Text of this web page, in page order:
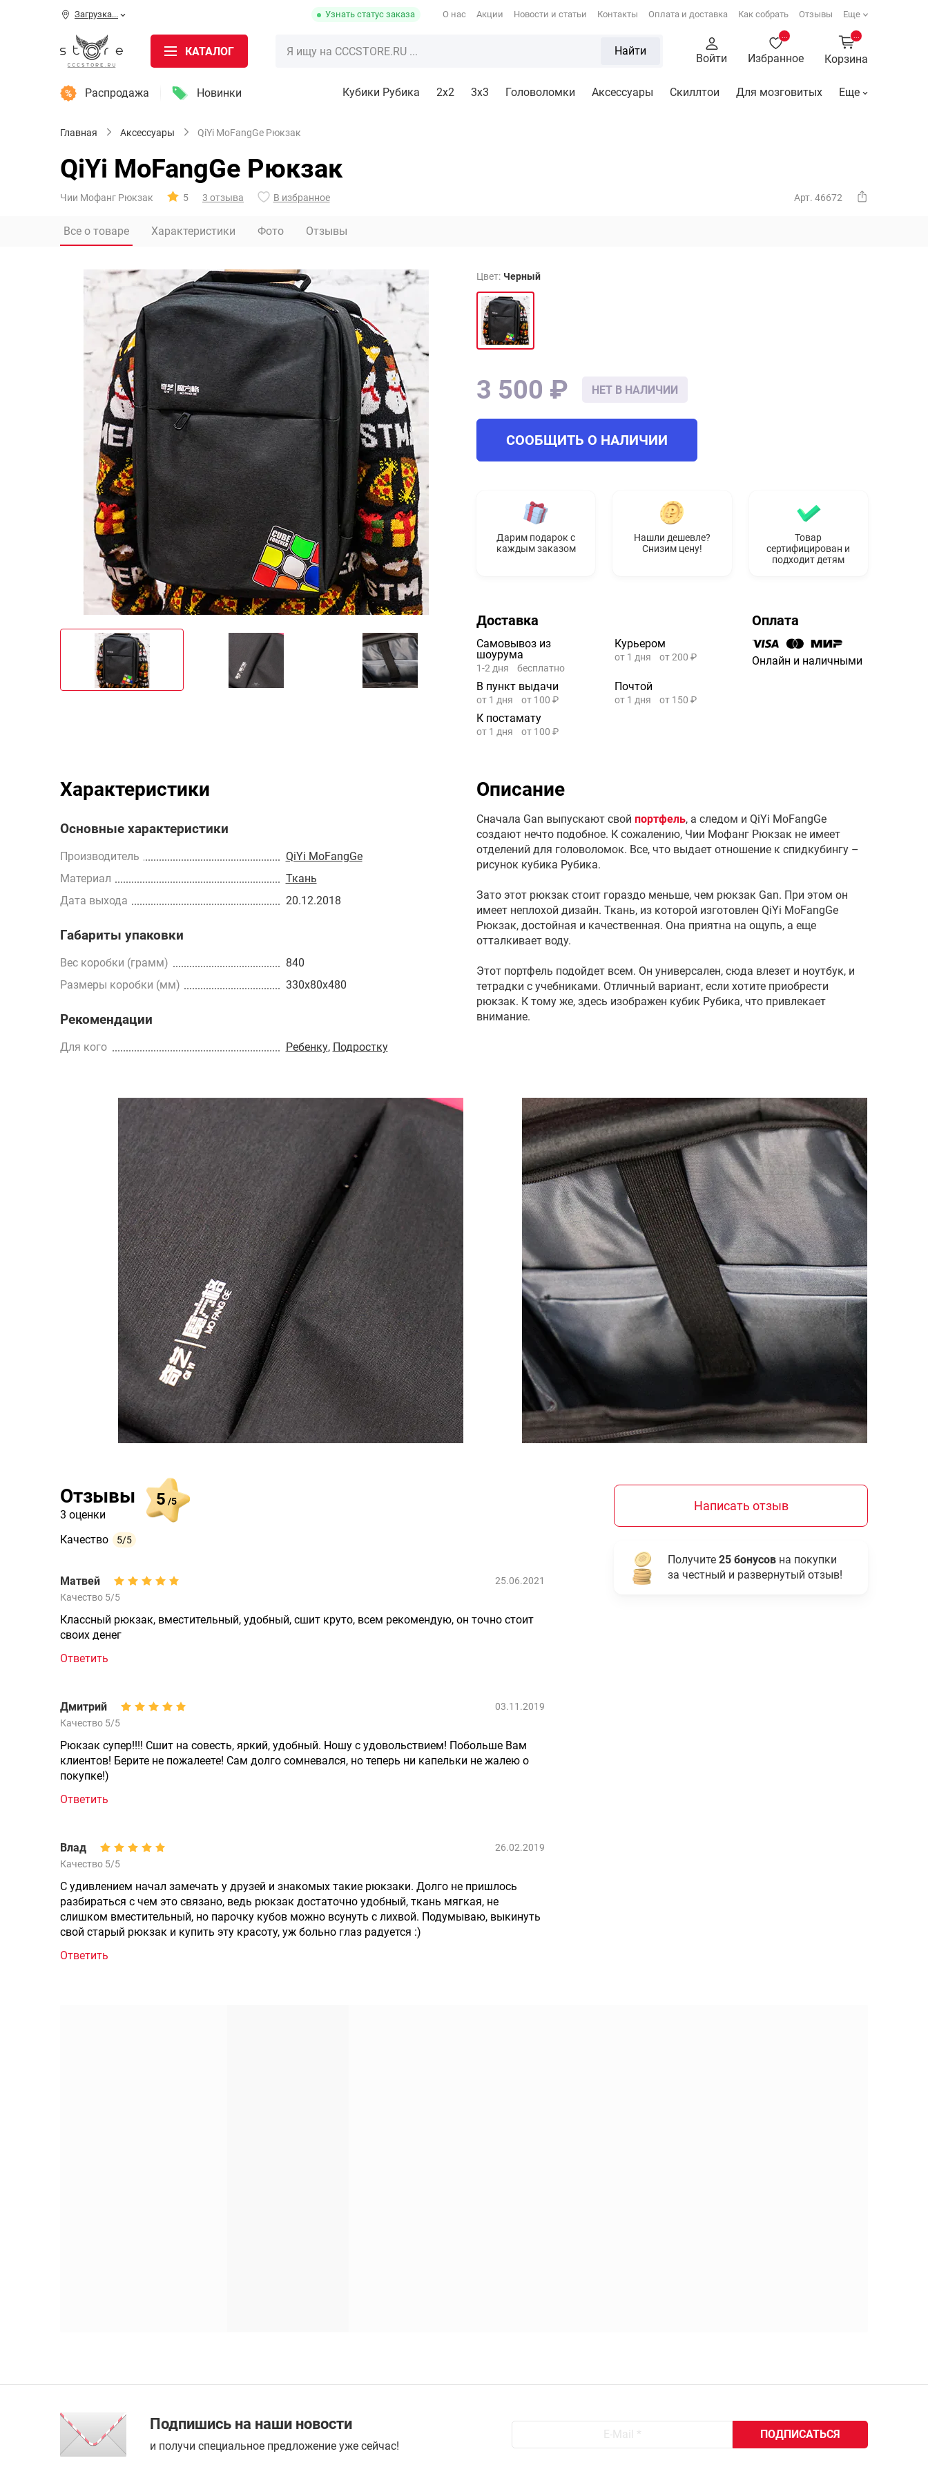
Загрузка... Узнать статус заказа О нас Акции Новости и статьи Контакты Оплата и доставка Как собрать Отзывы Еще
КАТАЛОГ Найти
Войти Избранное Корзина
Распродажа Новинки Кубики Рубика 2x2 3х3 Головоломки Аксессуары Скиллтои Для мозговитых Еще
Главная Аксессуары QiYi MoFangGe Рюкзак
QiYi MoFangGe Рюкзак
Чии Мофанг Рюкзак 5 3 отзыва В избранное Арт. 46672
Все о товаре Характеристики Фото Отзывы
Цвет: Черный
НЕТ В НАЛИЧИИ
3 500 ₽
СООБЩИТЬ О НАЛИЧИИ
Дарим подарок с
каждым заказом
Нашли дешевле?
Снизим цену!
Товар
сертифицирован и
подходит детям
Доставка
Самовывоз из
шоурума
1-2 дня бесплатно
Курьером
от 1 дня от 200 ₽
В пункт выдачи
от 1 дня от 100 ₽
Почтой
от 1 дня от 150 ₽
К постамату
от 1 дня от 100 ₽
Оплата
Онлайн и наличными
Характеристики
Основные характеристики
Производитель
QiYi MoFangGe
Материал
Ткань
Дата выхода
20.12.2018
Габариты упаковки
Вес коробки (грамм)
840
Размеры коробки (мм)
330x80x480
Рекомендации
Для кого Ребенку, Подростку
Описание
Сначала Gan выпускают свой портфель, а следом и QiYi MoFangGe
создают нечто подобное. К сожалению, Чии Мофанг Рюкзак не имеет
отделений для головоломок. Все, что выдает отношение к спидкубингу –
рисунок кубика Рубика.
Зато этот рюкзак стоит гораздо меньше, чем рюкзак Gan. При этом он
имеет неплохой дизайн. Ткань, из которой изготовлен QiYi MoFangGe
Рюкзак, достойная и качественная. Она приятна на ощупь, а еще
отталкивает воду.
Этот портфель подойдет всем. Он универсален, сюда влезет и ноутбук, и
тетрадки с учебниками. Отличный вариант, если хотите приобрести
рюкзак. К тому же, здесь изображен кубик Рубика, что привлекает
внимание.
Отзывы
3 оценки
5 /5
Качество 5/5
Матвей
25.06.2021
Качество 5/5
Классный рюкзак, вместительный, удобный, сшит круто, всем рекомендую, он точно стоит
своих денег
Ответить
Дмитрий
03.11.2019
Качество 5/5
Рюкзак супер!!!! Сшит на совесть, яркий, удобный. Ношу с удовольствием! Побольше Вам
клиентов! Берите не пожалеете! Сам долго сомневался, но теперь ни капельки не жалею о
покупке!)
Ответить
Влад
26.02.2019
Качество 5/5
С удивлением начал замечать у друзей и знакомых такие рюкзаки. Долго не пришлось
разбираться с чем это связано, ведь рюкзак достаточно удобный, ткань мягкая, не
слишком вместительный, но парочку кубов можно всунуть с лихвой. Подумываю, выкинуть
свой старый рюкзак и купить эту красоту, уж больно глаз радуется :)
Ответить
Написать отзыв
Получите 25 бонусов на покупки
за честный и развернутый отзыв!
Подпишись на наши новости
и получи специальное предложение уже сейчас!